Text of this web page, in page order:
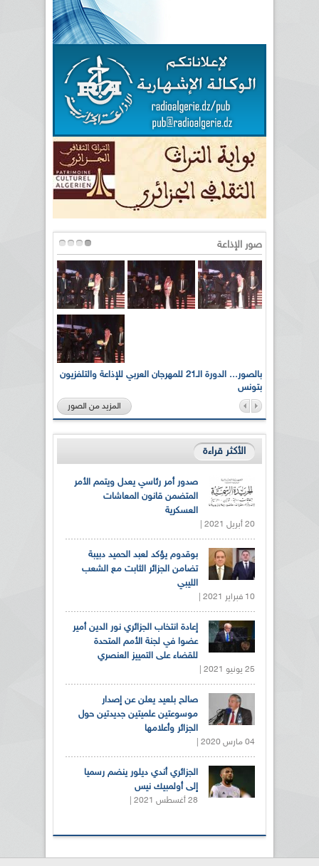
صور الإذاعة
بالصور... الدورة الـ21 للمهرجان العربي للإذاعة والتلفزيون
بتونس
المزيد من الصور
الأكثر قراءة
صدور أمر رئاسي يعدل ويتمم الأمر
المتضمن قانون المعاشات
العسكرية
20 أبريل 2021 |
بوقدوم يؤكد لعبد الحميد دبيبة
تضامن الجزائر الثابت مع الشعب
الليبي
10 فبراير 2021 |
إعادة انتخاب الجزائري نور الدين أمير
عضوا في لجنة الأمم المتحدة
للقضاء على التمييز العنصري
25 يونيو 2021 |
صالح بلعيد يعلن عن إصدار
موسوعتين علميتين جديدتين حول
الجزائر وأعلامها
04 مارس 2020 |
الجزائري أندي ديلور ينضم رسميا
إلى أولمبيك نيس
28 أغسطس 2021 |